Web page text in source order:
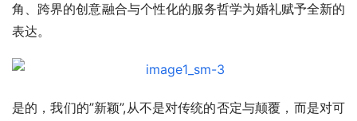
角、跨界的创意融合与个性化的服务哲学为婚礼赋予全新的
表达。
是的，我们的”新颖”,从不是对传统的否定与颠覆，而是对可